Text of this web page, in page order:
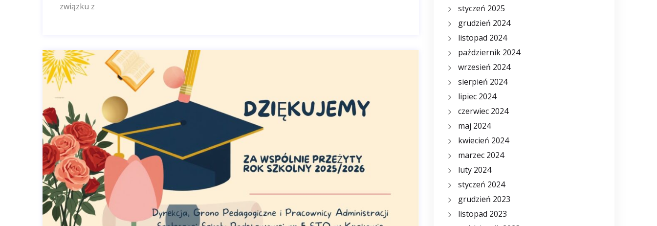
związku z
styczeń 2025
grudzień 2024
listopad 2024
październik 2024
wrzesień 2024
sierpień 2024
lipiec 2024
czerwiec 2024
maj 2024
kwiecień 2024
marzec 2024
luty 2024
styczeń 2024
grudzień 2023
listopad 2023